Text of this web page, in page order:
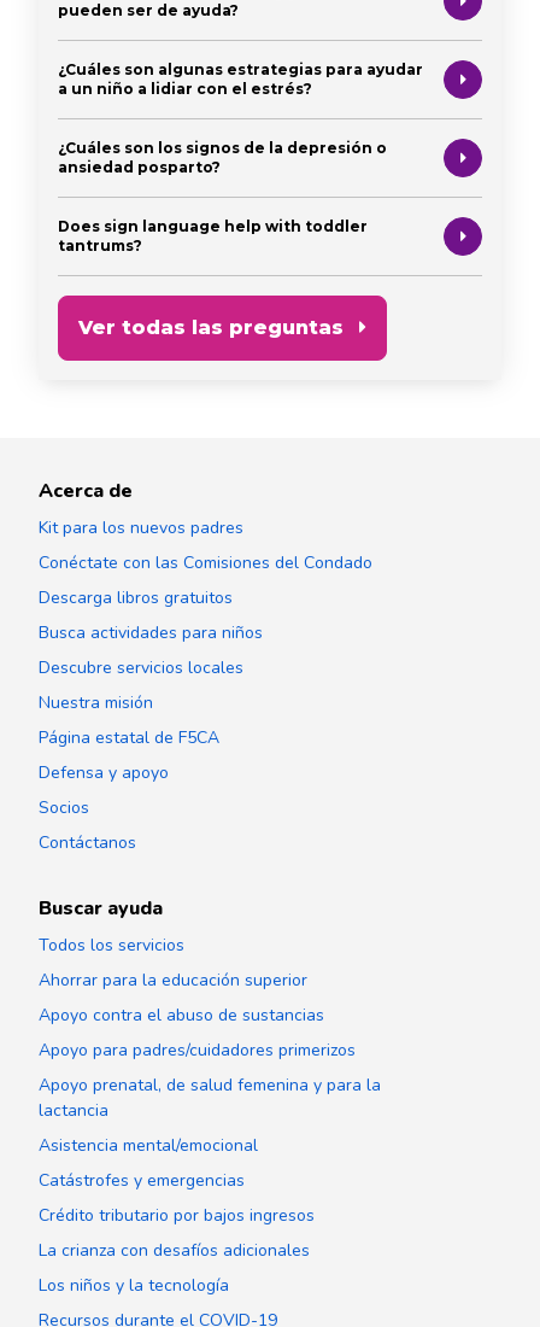
pueden ser de ayuda?
¿Cuáles son algunas estrategias para ayudar
a un niño a lidiar con el estrés?
¿Cuáles son los signos de la depresión o
ansiedad posparto?
Does sign language help with toddler
tantrums?
Ver todas las preguntas
Acerca de
Kit para los nuevos padres
Conéctate con las Comisiones del Condado
Descarga libros gratuitos
Busca actividades para niños
Descubre servicios locales
Nuestra misión
Página estatal de F5CA
Defensa y apoyo
Socios
Contáctanos
Buscar ayuda
Todos los servicios
Ahorrar para la educación superior
Apoyo contra el abuso de sustancias
Apoyo para padres/cuidadores primerizos
Apoyo prenatal, de salud femenina y para la
lactancia
Asistencia mental/emocional
Catástrofes y emergencias
Crédito tributario por bajos ingresos
La crianza con desafíos adicionales
Los niños y la tecnología
Recursos durante el COVID-19